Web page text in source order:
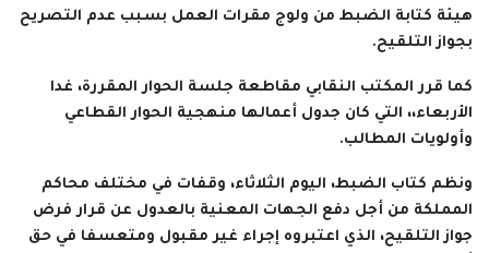
هيئة كتابة الضبط من ولوج مقرات العمل بسبب عدم التصريح
بجواز التلقيح.
كما قرر المكتب النقابي مقاطعة جلسة الحوار المقررة، غدا
الأربعاء،، التي كان جدول أعمالها منهجية الحوار القطاعي
وأولويات المطالب.
ونظم كتاب الضبط، اليوم الثلاثاء، وقفات في مختلف محاكم
المملكة من أجل دفع الجهات المعنية بالعدول عن قرار فرض
جواز التلقيح، الذي اعتبروه إجراء غير مقبول ومتعسفا في حق